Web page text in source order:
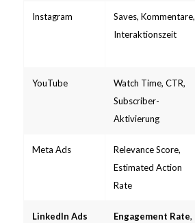
Instagram
Saves, Kommentare,
Interaktionszeit
YouTube
Watch Time, CTR,
Subscriber-
Aktivierung
Meta Ads
Relevance Score,
Estimated Action
Rate
LinkedIn Ads Engagement Rate,